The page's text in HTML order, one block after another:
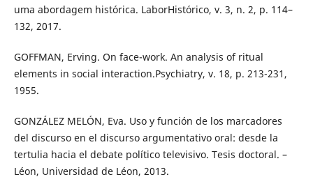
uma abordagem histórica. LaborHistórico, v. 3, n. 2, p. 114–
132, 2017.
GOFFMAN, Erving. On face-work. An analysis of ritual
elements in social interaction.Psychiatry, v. 18, p. 213-231,
1955.
GONZÁLEZ MELÓN, Eva. Uso y función de los marcadores
del discurso en el discurso argumentativo oral: desde la
tertulia hacia el debate político televisivo. Tesis doctoral. –
Léon, Universidad de Léon, 2013.